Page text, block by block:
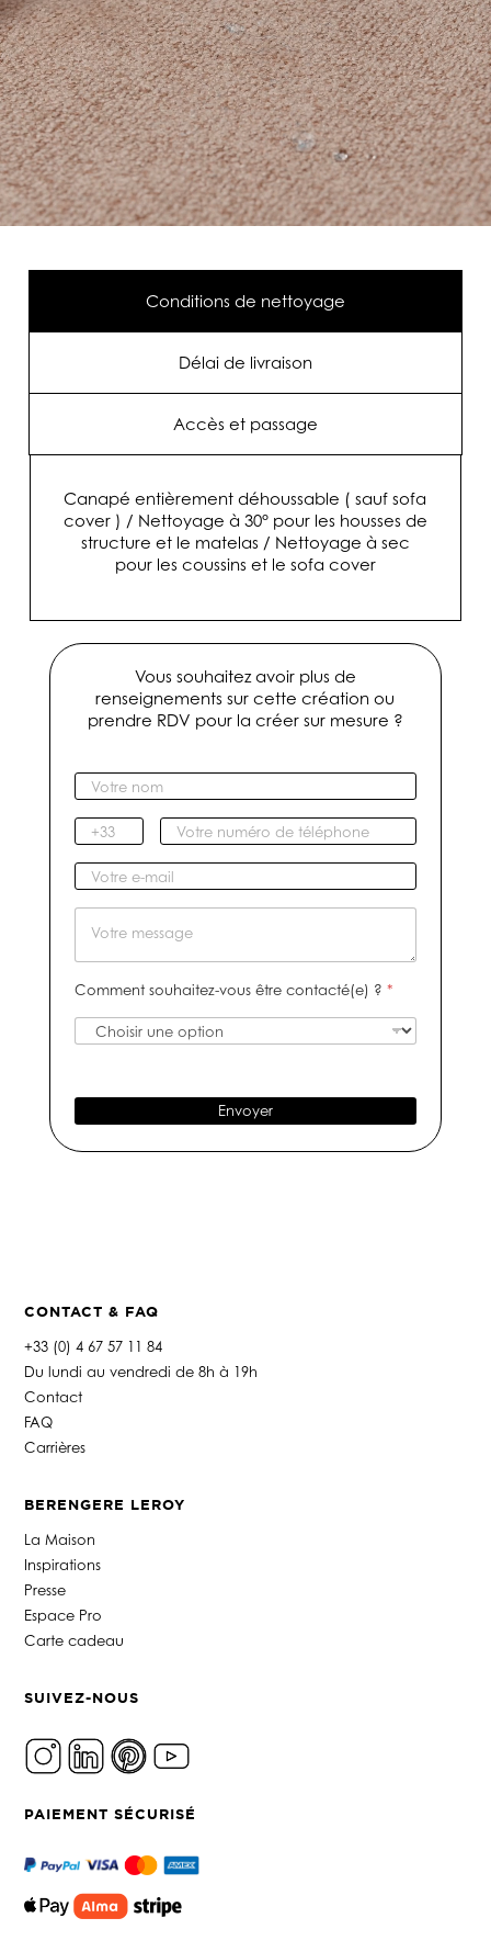
Conditions de nettoyage
Délai de livraison
Accès et passage
Canapé entièrement déhoussable ( sauf sofa
cover ) / Nettoyage à 30° pour les housses de
structure et le matelas / Nettoyage à sec
pour les coussins et le sofa cover
Vous souhaitez avoir plus de
renseignements sur cette création ou
prendre RDV pour la créer sur mesure ?
V
o
t
r
e
n
o
I
n
d
i
c
f
V
o
t
r
e
n
é
r
o
t
V
o
t
-
m
*
s
a
g
e
Comment souhaitez-vous être contacté(e) ?*
Envoyer
CONTACT & FAQ
+33 (0) 4 67 57 11 84
Du lundi au vendredi de 8h à 19h
Contact
FAQ
Carrières
BERENGERE LEROY
La Maison
Inspirations
Presse
Espace Pro
Carte cadeau
SUIVEZ-NOUS
PAIEMENT SÉCURISÉ